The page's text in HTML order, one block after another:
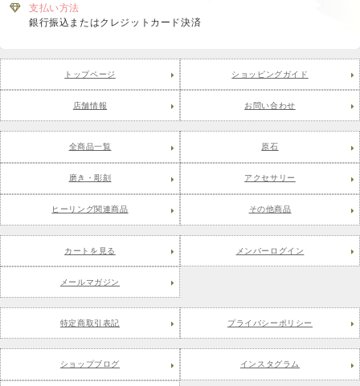
支払い方法
銀行振込またはクレジットカード決済
トップページ ショッピングガイド
店舗情報 お問い合わせ
全商品一覧 原石
磨き・彫刻 アクセサリー
ヒーリング関連商品 その他商品
カートを見る メンバーログイン
メールマガジン
特定商取引表記 プライバシーポリシー
ショップブログ インスタグラム